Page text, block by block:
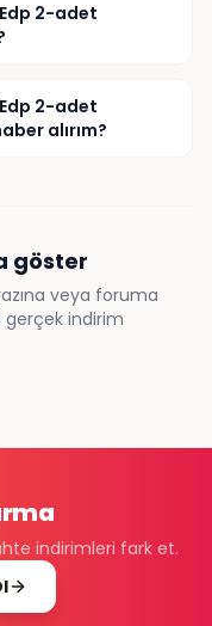
2-adet
2-adet
alırım?
göster
veya foruma
indirim
indirimleri fark et.